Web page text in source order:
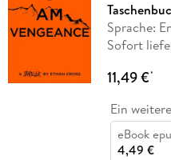
Sprache:
Sofort
11,49 €*
Ein
eBook
4,49 €